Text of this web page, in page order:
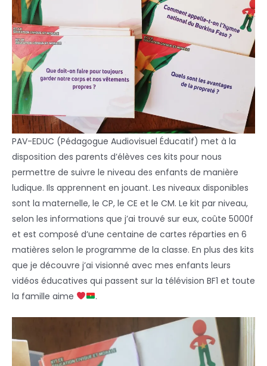
PAV-EDUC (Pédagogue Audiovisuel Éducatif) met à la
disposition des parents d’élèves ces kits pour nous
permettre de suivre le niveau des enfants de manière
ludique. Ils apprennent en jouant. Les niveaux disponibles
sont la maternelle, le CP, le CE et le CM. Le kit par niveau,
selon les informations que j’ai trouvé sur eux, coûte 5000f
et est composé d’une centaine de cartes réparties en 6
matières selon le programme de la classe. En plus des kits
que je découvre j’ai visionné avec mes enfants leurs
vidéos éducatives qui passent sur la télévision BF1 et toute
la famille aime
.